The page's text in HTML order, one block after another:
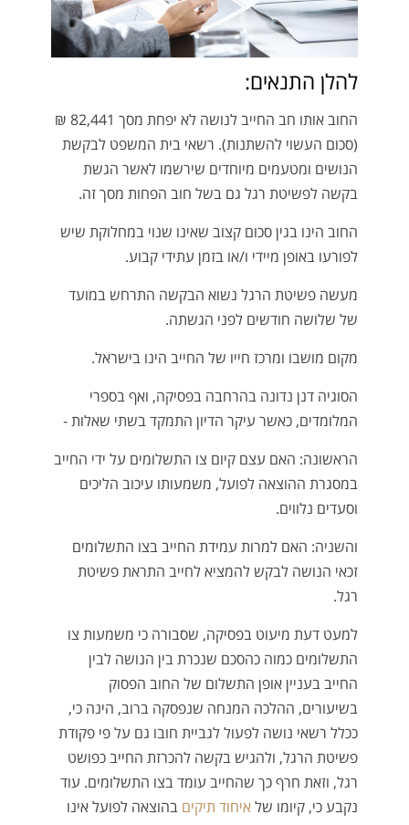
להלן התנאים:
החוב אותו חב החייב לנושה לא יפחת מסך 82,441 ₪
(סכום העשוי להשתנות). רשאי בית המשפט לבקשת
הנושים ומטעמים מיוחדים שירשמו לאשר הגשת
בקשה לפשיטת רגל גם בשל חוב הפחות מסך זה.
החוב הינו בגין סכום קצוב שאינו שנוי במחלוקת שיש
לפורעו באופן מיידי ו/או בזמן עתידי קבוע.
מעשה פשיטת הרגל נשוא הבקשה התרחש במועד
של שלושה חודשים לפני הגשתה.
מקום מושבו ומרכז חייו של החייב הינו בישראל.
הסוגיה דנן נדונה בהרחבה בפסיקה, ואף בספרי
המלומדים, כאשר עיקר הדיון התמקד בשתי שאלות -
הראשונה: האם עצם קיום צו התשלומים על ידי החייב
במסגרת ההוצאה לפועל, משמעותו עיכוב הליכים
וסעדים נלווים.
והשניה: האם למרות עמידת החייב בצו התשלומים
זכאי הנושה לבקש להמציא לחייב התראת פשיטת
רגל.
למעט דעת מיעוט בפסיקה, שסבורה כי משמעות צו
התשלומים כמוה כהסכם שנכרת בין הנושה לבין
החייב בעניין אופן התשלום של החוב הפסוק
בשיעורים, ההלכה המנחה שנפסקה ברוב, הינה כי,
ככלל רשאי נושה לפעול לגביית חובו גם על פי פקודת
פשיטת הרגל, ולהגיש בקשה להכרזת החייב כפושט
רגל, וזאת חרף כך שהחייב עומד בצו התשלומים. עוד
נקבע כי, קיומו שלאיחוד תיקים בהוצאה לפועל אינו